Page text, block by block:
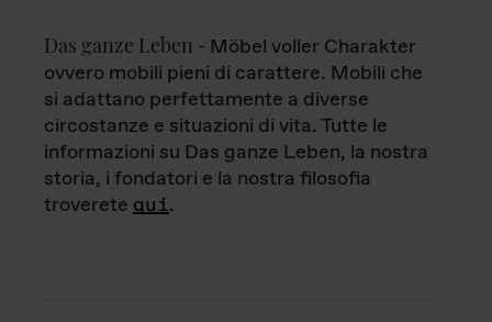
Das ganze Leben - Möbel voller Charakter
ovvero mobili pieni di carattere. Mobili che
si adattano perfettamente a diverse
circostanze e situazioni di vita. Tutte le
informazioni su Das ganze Leben, la nostra
storia, i fondatori e la nostra filosofia
troverete qui.